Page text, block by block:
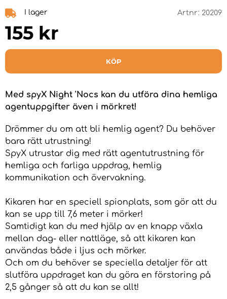
I lager Artnr: 20209
155 kr
KÖP
Med spyX Night 'Nocs kan du utföra dina hemliga
agentuppgifter även i mörkret!
Drömmer du om att bli hemlig agent? Du behöver
bara rätt utrustning!
SpyX utrustar dig med rätt agentutrustning för
hemliga och farliga uppdrag, hemlig
kommunikation och övervakning.
Kikaren har en speciell spionplats, som gör att du
kan se upp till 7,6 meter i mörker!
Samtidigt kan du med hjälp av en knapp växla
mellan dag- eller nattläge, så att kikaren kan
användas både i ljus och mörker.
Och om du behöver se speciella detaljer för att
slutföra uppdraget kan du göra en förstoring på
2,5 gånger så att du kan se allt!